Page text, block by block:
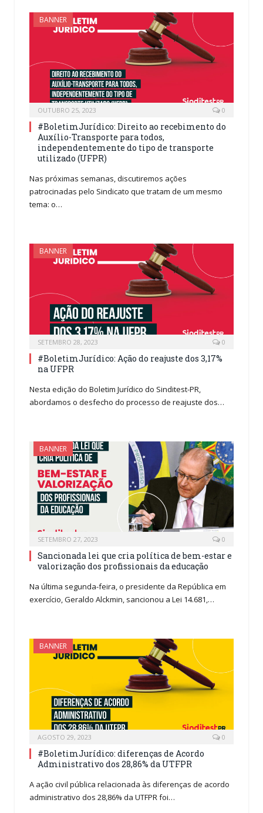
BANNER
OUTUBRO 25, 2023 0
#BoletimJurídico: Direito ao recebimento do
Auxílio-Transporte para todos,
independentemente do tipo de transporte
utilizado (UFPR)
Nas próximas semanas, discutiremos ações
patrocinadas pelo Sindicato que tratam de um mesmo
tema: o…
BANNER
SETEMBRO 28, 2023 0
#BoletimJurídico: Ação do reajuste dos 3,17%
na UFPR
Nesta edição do Boletim Jurídico do Sinditest-PR,
abordamos o desfecho do processo de reajuste dos…
BANNER
SETEMBRO 27, 2023 0
Sancionada lei que cria política de bem-estar e
valorização dos profissionais da educação
Na última segunda-feira, o presidente da República em
exercício, Geraldo Alckmin, sancionou a Lei 14.681,…
BANNER
AGOSTO 29, 2023 0
#BoletimJurídico: diferenças de Acordo
Administrativo dos 28,86% da UTFPR
A ação civil pública relacionada às diferenças de acordo
administrativo dos 28,86% da UTFPR foi…